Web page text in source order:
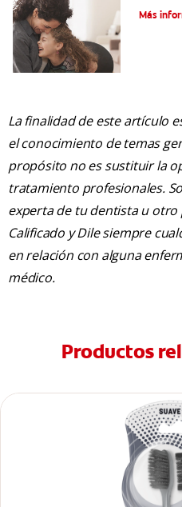
Más
La finalidad de este artículo
el conocimiento de temas
propósito no es sustituir la
tratamiento profesionales.
experta de tu dentista u
Calificado y Dile siempre
en relación con alguna
médico.
Productos